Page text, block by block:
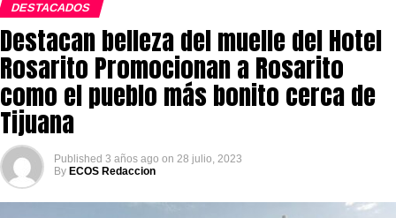
DESTACADOS
Destacan belleza del muelle del Hotel
Rosarito Promocionan a Rosarito
como el pueblo más bonito cerca de
Tijuana
Published 3 años ago on 28 julio, 2023
By ECOS Redaccion